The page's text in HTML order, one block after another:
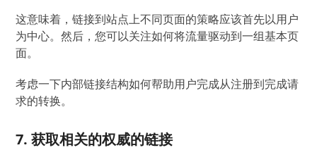
这意味着，链接到站点上不同页面的策略应该首先以用户
为中心。然后，您可以关注如何将流量驱动到一组基本页
面。
考虑一下内部链接结构如何帮助用户完成从注册到完成请
求的转换。
7. 获取相关的权威的链接